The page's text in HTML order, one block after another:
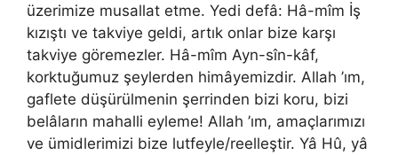
üzerimize musallat etme. Yedi defâ: Hâ-mîm İş
kızıştı ve takviye geldi, artık onlar bize karşı
takviye göremezler. Hâ-mîm Ayn-sîn-kâf,
korktuğumuz şeylerden himâyemizdir. Allah ’ım,
gaflete düşürülmenin şerrinden bizi koru, bizi
belâların mahalli eyleme! Allah ’ım, amaçlarımızı
ve ümidlerimizi bize lutfeyle/reelleştir. Yâ Hû, yâ